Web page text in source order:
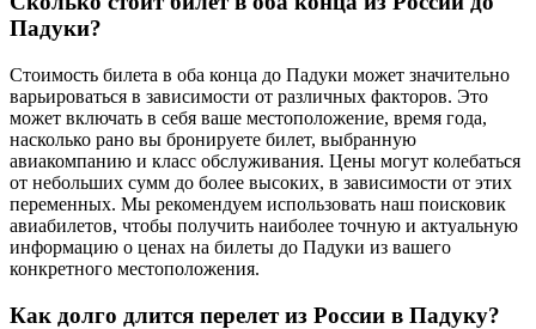
Падуки?
Стоимость билета в оба конца до Падуки может значительно
варьироваться в зависимости от различных факторов. Это
может включать в себя ваше местоположение, время года,
насколько рано вы бронируете билет, выбранную
авиакомпанию и класс обслуживания. Цены могут колебаться
от небольших сумм до более высоких, в зависимости от этих
переменных. Мы рекомендуем использовать наш поисковик
авиабилетов, чтобы получить наиболее точную и актуальную
информацию о ценах на билеты до Падуки из вашего
конкретного местоположения.
Как долго длится перелет из России в Падуку?